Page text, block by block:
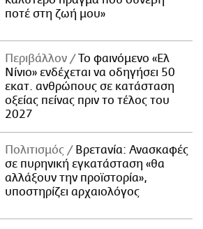
ποτέ στη ζωή μου»
Περιβάλλον
Το φαινόμενο «Ελ
Νίνιο» ενδέχεται να οδηγήσει 50
εκατ. ανθρώπους σε κατάσταση
οξείας πείνας πριν το τέλος του
2027
Πολιτισμός
Βρετανία: Ανασκαφές
σε πυρηνική εγκατάσταση «θα
αλλάξουν την προϊστορία»,
υποστηρίζει αρχαιολόγος